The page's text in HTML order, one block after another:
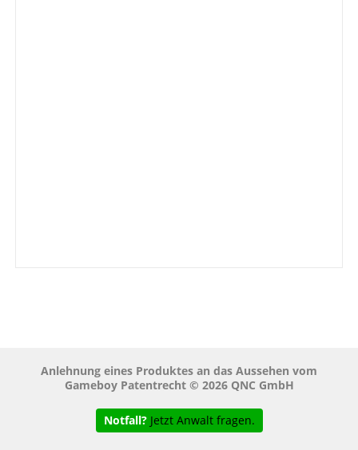
Anlehnung eines Produktes an das Aussehen vom
Gameboy Patentrecht © 2026 QNC GmbH
Notfall? Jetzt Anwalt fragen.